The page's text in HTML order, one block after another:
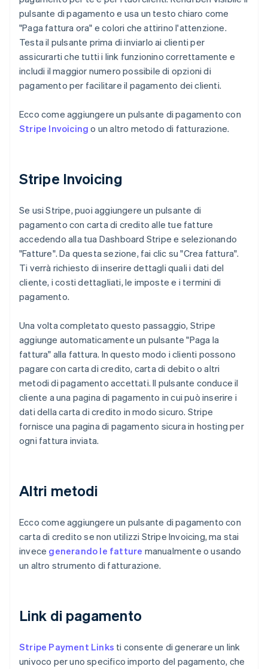
pulsante di pagamento e usa un testo chiaro come
"Paga fattura ora" e colori che attirino l'attenzione.
Testa il pulsante prima di inviarlo ai clienti per
assicurarti che tutti i link funzionino correttamente e
includi il maggior numero possibile di opzioni di
pagamento per facilitare il pagamento dei clienti.
Ecco come aggiungere un pulsante di pagamento con
Stripe Invoicing o un altro metodo di fatturazione.
Stripe Invoicing
Se usi Stripe, puoi aggiungere un pulsante di
pagamento con carta di credito alle tue fatture
accedendo alla tua Dashboard Stripe e selezionando
"Fatture". Da questa sezione, fai clic su "Crea fattura".
Ti verrà richiesto di inserire dettagli quali i dati del
cliente, i costi dettagliati, le imposte e i termini di
pagamento.
Una volta completato questo passaggio, Stripe
aggiunge automaticamente un pulsante "Paga la
fattura" alla fattura. In questo modo i clienti possono
pagare con carta di credito, carta di debito o altri
metodi di pagamento accettati. Il pulsante conduce il
cliente a una pagina di pagamento in cui può inserire i
dati della carta di credito in modo sicuro. Stripe
fornisce una pagina di pagamento sicura in hosting per
ogni fattura inviata.
Altri metodi
Ecco come aggiungere un pulsante di pagamento con
carta di credito se non utilizzi Stripe Invoicing, ma stai
invece generando le fatture manualmente o usando
un altro strumento di fatturazione.
Link di pagamento
Stripe Payment Links ti consente di generare un link
univoco per uno specifico importo del pagamento, che